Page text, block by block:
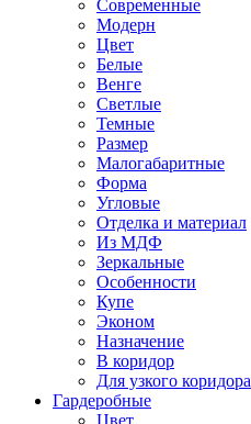
Современные
Модерн
Цвет
Белые
Венге
Светлые
Темные
Размер
Малогабаритные
Форма
Угловые
Отделка и материал
Из МДФ
Зеркальные
Особенности
Купе
Эконом
Назначение
В коридор
Для узкого коридора
Гардеробные
Цвет